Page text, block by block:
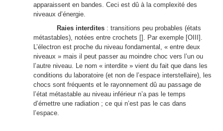
apparaissent en bandes. Ceci est dû à la complexité des
niveaux d’énergie.
Raies interdites : transitions peu probables (états
métastables), notées entre crochets []. Par exemple [OIII].
L’électron est proche du niveau fondamental, « entre deux
niveaux » mais il peut passer au moindre choc vers l’un ou
l’autre niveau. Le nom « interdite » vient du fait que dans les
conditions du laboratoire (et non de l’espace interstellaire), les
chocs sont fréquents et le rayonnement dû au passage de
l’état métastable au niveau inférieur n’a pas le temps
d’émettre une radiation ; ce qui n’est pas le cas dans
l’espace.